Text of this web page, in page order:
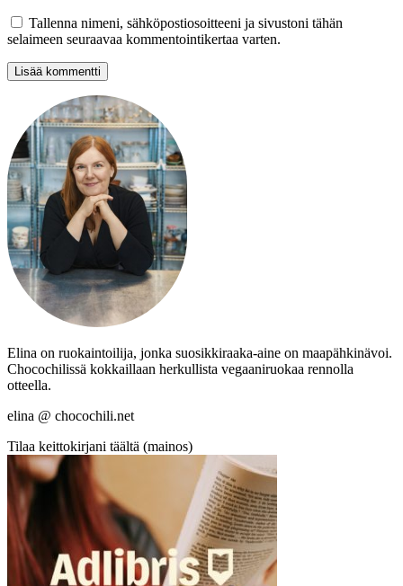
Tallenna nimeni, sähköpostiosoitteeni ja sivustoni tähän
selaimeen seuraavaa kommentointikertaa varten.
Elina on ruokaintoilija, jonka suosikkiraaka-aine on maapähkinävoi.
Chocochilissä kokkaillaan herkullista vegaaniruokaa rennolla
otteella.
elina @ chocochili.net
Tilaa keittokirjani täältä (mainos)